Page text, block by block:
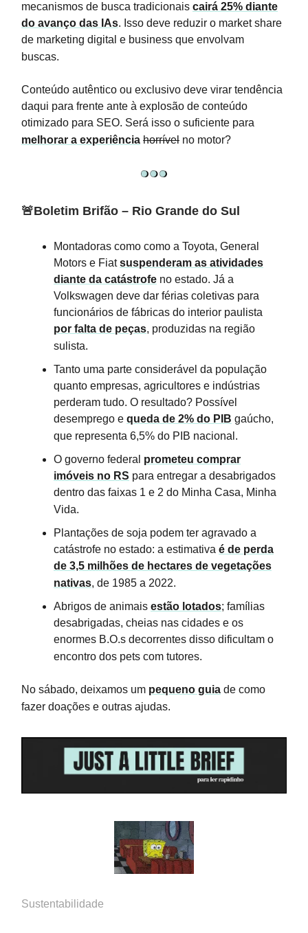
mecanismos de busca tradicionais cairá 25% diante
do avanço das IAs. Isso deve reduzir o market share
de marketing digital e business que envolvam
buscas.
Conteúdo autêntico ou exclusivo deve virar tendência
daqui para frente ante à explosão de conteúdo
otimizado para SEO. Será isso o suficiente para
melhorar a experiência horrível no motor?
🚨Boletim Brifão – Rio Grande do Sul
Montadoras como como a Toyota, General
Motors e Fiatsuspenderam as atividades
diante da catástrofe no estado. Já a
Volkswagen deve dar férias coletivas para
funcionários de fábricas do interior paulista
por falta de peças, produzidas na região
sulista.
Tanto uma parte considerável da população
quanto empresas, agricultores e indústrias
perderam tudo. O resultado? Possível
desemprego e queda de 2% do PIB gaúcho,
que representa 6,5% do PIB nacional.
O governo federal prometeu comprar
imóveis no RS para entregar a desabrigados
dentro das faixas 1 e 2 do Minha Casa, Minha
Vida.
Plantações de soja podem ter agravado a
catástrofe no estado: a estimativa é de perda
de 3,5 milhões de hectares de vegetações
nativas, de 1985 a 2022.
Abrigos de animais estão lotados; famílias
desabrigadas, cheias nas cidades e os
enormes B.O.s decorrentes disso dificultam o
encontro dos pets com tutores.
No sábado, deixamos um pequeno guia de como
fazer doações e outras ajudas.
Sustentabilidade